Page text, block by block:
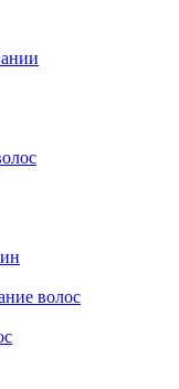
волос